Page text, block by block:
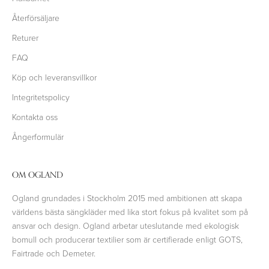
Återförsäljare
Returer
FAQ
Köp och leveransvillkor
Integritetspolicy
Kontakta oss
Ångerformulär
OM OGLAND
Ogland grundades i Stockholm 2015 med ambitionen att skapa
världens bästa sängkläder med lika stort fokus på kvalitet som på
ansvar och design. Ogland arbetar uteslutande med ekologisk
bomull och producerar textilier som är certifierade enligt GOTS,
Fairtrade och Demeter.